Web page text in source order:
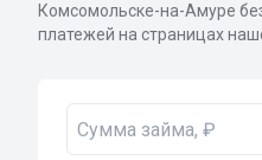
Комсомольске-на-Амуре
платежей на страницах